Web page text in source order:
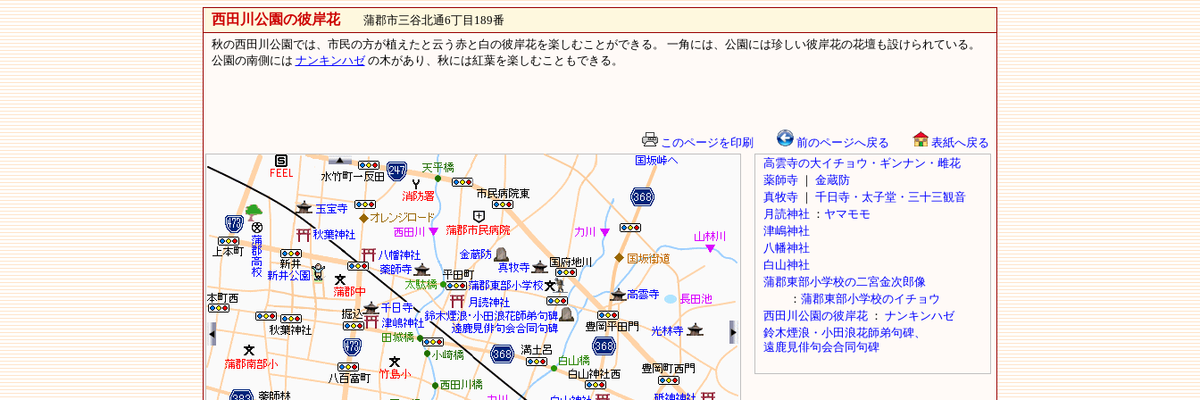
西田川公園の彼岸花蒲郡市三谷北通6丁目189番
秋の西田川公園では、市民の方が植えたと云う赤と白の彼岸花を楽しむことができる。 一角には、公園には珍しい彼岸花の花壇も設けられている。
公園の南側には ナンキンハゼの木があり、秋には紅葉を楽しむこともできる。
このページを印刷 前のページへ戻る 表紙へ戻る